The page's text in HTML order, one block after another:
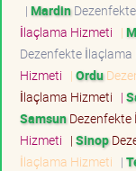
| Mardin
İlaçlama Hizmeti |
Dezenfekte İlaçlama
Hizmeti | Ordu
İlaçlama Hizmeti |
SamsunDezenfekte
Hizmeti | Sinop
İlaçlama Hizmeti |